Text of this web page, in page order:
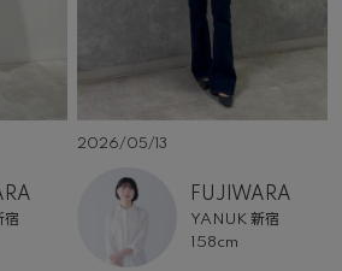
宿
2026/05/13
FUJIWARA
YANUK 新宿
158cm